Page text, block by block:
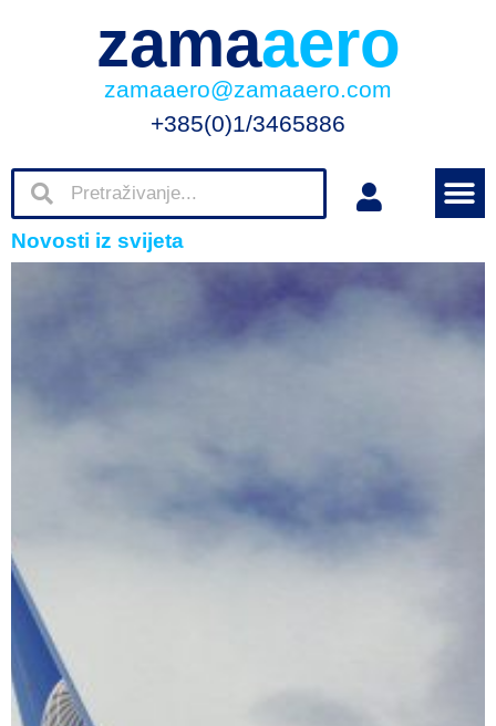
zamaaero
zamaaero@zamaaero.com
+385(0)1/3465886
Novosti iz svijeta